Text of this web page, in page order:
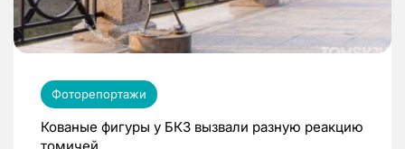
Фоторепортажи
Кованые фигуры у БКЗ вызвали разную реакцию
томичей